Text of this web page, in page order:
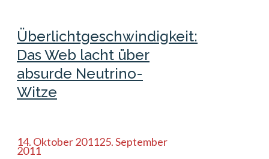
Überlichtgeschwindigkeit:
Das Web lacht über
absurde Neutrino-
Witze
14. Oktober 201125. September
2011